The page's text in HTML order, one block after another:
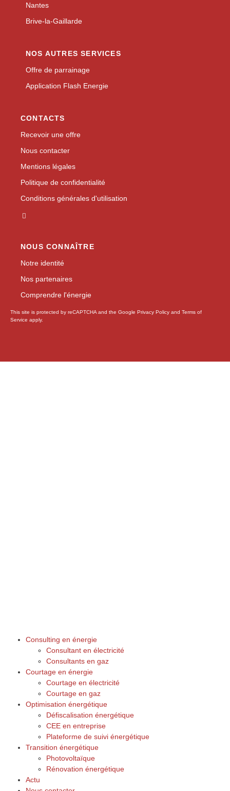
Nantes
Brive-la-Gaillarde
NOS AUTRES SERVICES
Offre de parrainage
Application Flash Energie
CONTACTS
Recevoir une offre
Nous contacter
Mentions légales
Politique de confidentialité
Conditions générales d'utilisation
NOUS CONNAÎTRE
Notre identité
Nos partenaires
Comprendre l'énergie
This site is protected by reCAPTCHA and the Google Privacy Policy and Terms of
Service apply.
Consulting en énergie
Consultant en électricité
Consultants en gaz
Courtage en énergie
Courtage en électricité
Courtage en gaz
Optimisation énergétique
Défiscalisation énergétique
CEE en entreprise
Plateforme de suivi énergétique
Transition énergétique
Photovoltaïque
Rénovation énergétique
Actu